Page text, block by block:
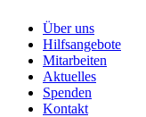
Über uns
Hilfsangebote
Mitarbeiten
Aktuelles
Spenden
Kontakt